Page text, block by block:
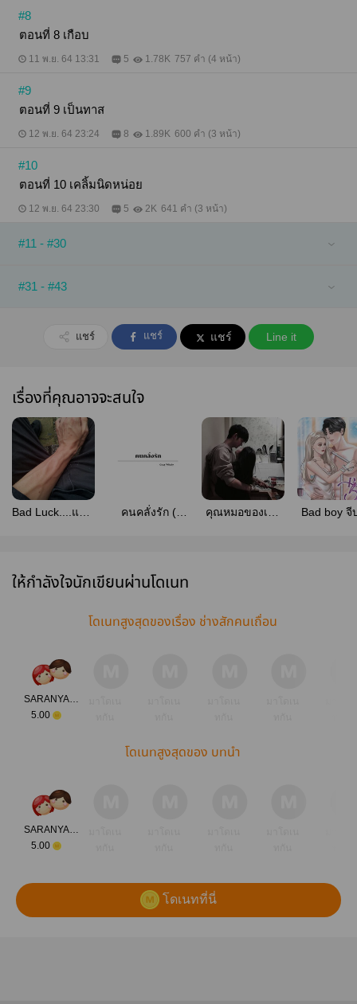
#8
ตอนที่ 8 เกือบ
11 พ.ย. 64 13:31 5 1.78K 757 คำ (4 หน้า)
#9
ตอนที่ 9 เป็นทาส
12 พ.ย. 64 23:24 8 1.89K 600 คำ (3 หน้า)
#10
ตอนที่ 10 เคลิ้มนิดหน่อย
12 พ.ย. 64 23:30 5 2K 641 คำ (3 หน้า)
#11 - #30
#31 - #43
แชร์ แชร์ แชร์ Line it
เรื่องที่คุณอาจจะสนใจ
Bad Luck....แฟน
คนคลั่งรัก (
คุณหมอของเจ้า
Bad boy จี
ให้กำลังใจนักเขียนผ่านโดเนท
โดเนทสูงสุดของเรื่อง ช่างสักคนเถื่อน
SARANYA_PONG
5.00
โดเนทสูงสุดของ บทนำ
SARANYA_PONG
5.00
โดเนทที่นี่